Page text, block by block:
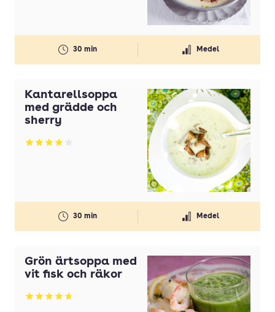
30 min Medel
Kantarellsoppa
med grädde och
sherry
Betyg: 3.89 av 5
30 min Medel
Grön ärtsoppa med
vit fisk och räkor
Betyg: 4.75 av 5